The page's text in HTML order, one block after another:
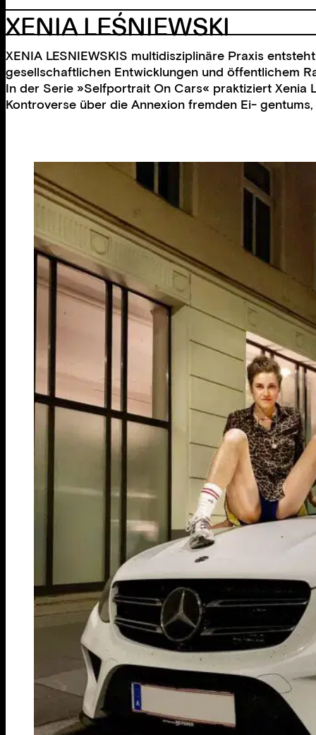
XENIA LEŚNIEWSKI
XENIA LESNIEWSKIS multidisziplinäre Praxis
gesellschaftlichen Entwicklungen und öffentlichem
In der Serie »Selfportrait On Cars« praktiziert Xenia
Kontroverse über die Annexion fremden Ei-